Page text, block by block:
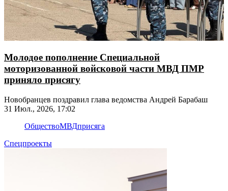
Молодое пополнение Специальной
моторизованной войсковой части МВД ПМР
приняло присягу
Новобранцев поздравил глава ведомства Андрей Барабаш
31 Июл., 2026, 17:02
ОбществоМВДприсяга
Спецпроекты